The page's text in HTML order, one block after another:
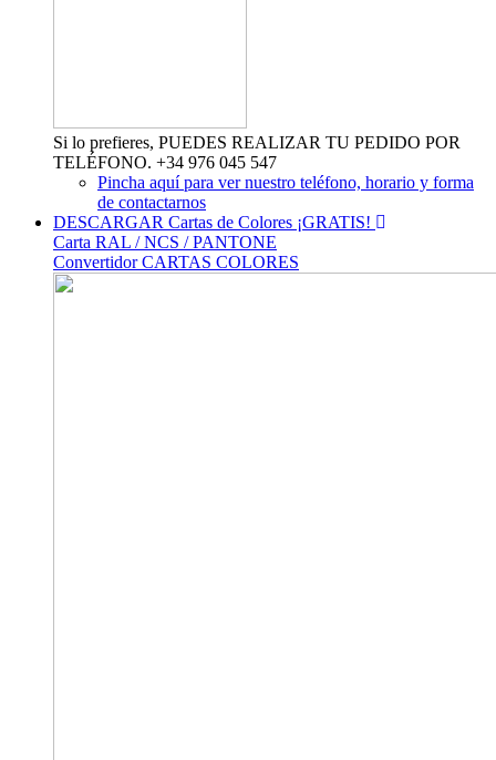
Si lo prefieres, PUEDES REALIZAR TU PEDIDO POR
TELÉFONO. +34 976 045 547
Pincha aquí para ver nuestro teléfono, horario y forma
de contactarnos
DESCARGAR Cartas de Colores ¡GRATIS!
Carta RAL / NCS / PANTONE
Convertidor CARTAS COLORES